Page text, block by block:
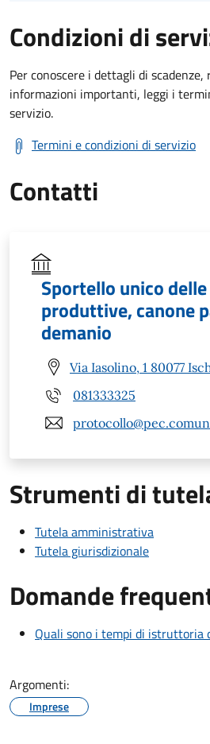
Condizioni di
Per conoscere i dettagli di
informazioni importanti, leggi i
servizio.
Termini e condizioni di servizio
Contatti
Sportello unico
produttive, canone
demanio
Via Iasolino, 1 80077
081333325
Strumenti di
Tutela amministrativa
Tutela giurisdizionale
Domande
Quali sono i tempi di istruttoria
Argomenti:
Imprese